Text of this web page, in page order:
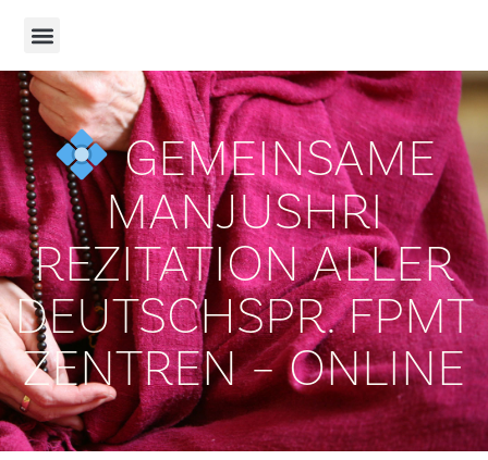
GEMEINSAME
MANJUSHRI
REZITATION ALLER
DEUTSCHSPR. FPMT
ZENTREN – ONLINE